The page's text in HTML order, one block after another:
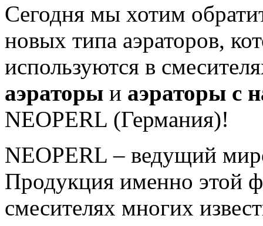
Сегодня мы хотим
новых типа аэраторов,
используются в
аэраторы и аэраторы с
NEOPERL (Германия)!
NEOPERL – ведущий
Продукция именно этой
смесителях многих